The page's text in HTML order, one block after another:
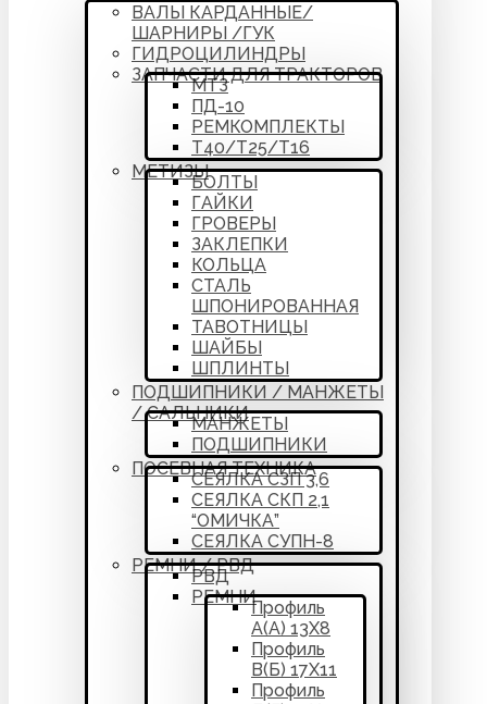
ВАЛЫ КАРДАННЫЕ/
ШАРНИРЫ /ГУК
ГИДРОЦИЛИНДРЫ
ЗАПЧАСТИ ДЛЯ ТРАКТОРОВ
МТЗ
ПД-10
РЕМКОМПЛЕКТЫ
Т40/Т25/Т16
МЕТИЗЫ
БОЛТЫ
ГАЙКИ
ГРОВЕРЫ
ЗАКЛЕПКИ
КОЛЬЦА
СТАЛЬ
ШПОНИРОВАННАЯ
ТАВОТНИЦЫ
ШАЙБЫ
ШПЛИНТЫ
ПОДШИПНИКИ / МАНЖЕТЫ
/ САЛЬНИКИ
МАНЖЕТЫ
ПОДШИПНИКИ
ПОСЕВНАЯ ТЕХНИКА
СЕЯЛКА СЗП 3,6
СЕЯЛКА СКП 2,1
“ОМИЧКА”
СЕЯЛКА СУПН-8
РЕМНИ / РВД
РВД
РЕМНИ
Профиль
А(А) 13Х8
Профиль
В(Б) 17Х11
Профиль